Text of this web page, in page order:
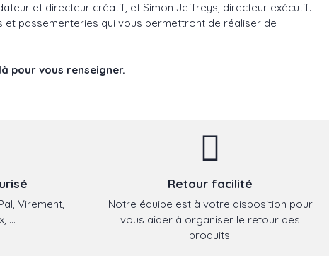
et directeur créatif, et Simon Jeffreys, directeur exécutif.
passementeries qui vous permettront de réaliser de
pour vous renseigner.
Virement,
...
Retour facilité
Notre équipe est à votre disposition pour
vous aider à organiser le retour des
produits.